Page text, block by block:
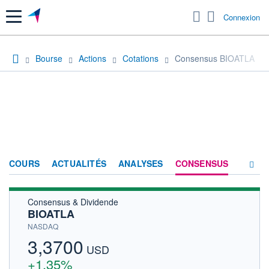
Menu Connexion
Bourse Actions Cotations Consensus BIOATLA
COURS ACTUALITÉS ANALYSES CONSENSUS
Consensus & Dividende
BIOATLA
NASDAQ
3,3700 USD
+1,35%